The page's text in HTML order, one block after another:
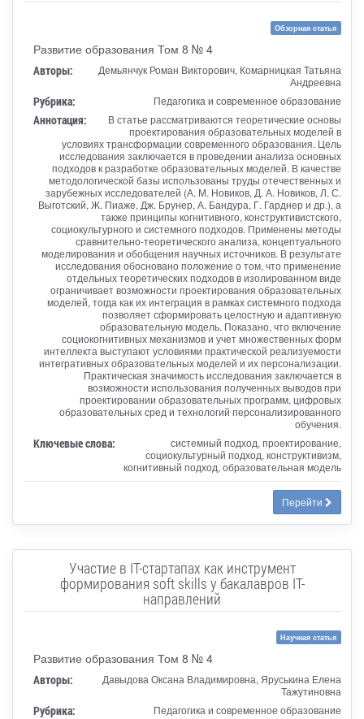
Обзорная статья
Развитие образования Том 8 № 4
Авторы:
Демьянчук Роман Викторович, Комарницкая Татьяна
Андреевна
Рубрика: Педагогика и современное образование
Аннотация:
В статье рассматриваются теоретические основы
проектирования образовательных моделей в
условиях трансформации современного образования. Цель
исследования заключается в проведении анализа основных
подходов к разработке образовательных моделей. В качестве
методологической базы использованы труды отечественных и
зарубежных исследователей (А. М. Новиков, Д. А. Новиков, Л. С.
Выготский, Ж. Пиаже, Дж. Брунер, А. Бандура, Г. Гарднер и др.), а
также принципы когнитивного, конструктивистского,
социокультурного и системного подходов. Применены методы
сравнительно-теоретического анализа, концептуального
моделирования и обобщения научных источников. В результате
исследования обосновано положение о том, что применение
отдельных теоретических подходов в изолированном виде
ограничивает возможности проектирования образовательных
моделей, тогда как их интеграция в рамках системного подхода
позволяет сформировать целостную и адаптивную
образовательную модель. Показано, что включение
социокогнитивных механизмов и учет множественных форм
интеллекта выступают условиями практической реализуемости
интегративных образовательных моделей и их персонализации.
Практическая значимость исследования заключается в
возможности использования полученных выводов при
проектировании образовательных программ, цифровых
образовательных сред и технологий персонализированного
обучения.
Ключевые слова:
системный подход, проектирование,
социокультурный подход, конструктивизм,
когнитивный подход, образовательная модель
Перейти
Участие в IT-стартапах как инструмент
формирования soft skills у бакалавров IT-
направлений
Научная статья
Развитие образования Том 8 № 4
Авторы:
Давыдова Оксана Владимировна, Яруськина Елена
Тажутиновна
Рубрика: Педагогика и современное образование